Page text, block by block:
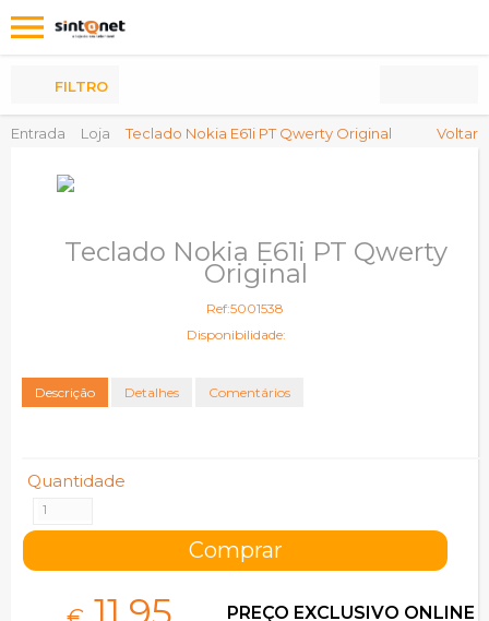
Entrada Loja Teclado Nokia E61i PT Qwerty Original Voltar
FILTRO
Teclado Nokia E61i PT Qwerty
Original
Ref:5001538
Disponibilidade:
Descrição Detalhes Comentários
Quantidade
PREÇO EXCLUSIVO ONLINE